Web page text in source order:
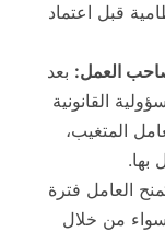
قبل اعتماد
العمل: بعد
القانونية
المتغيب،
بها.
العامل فترة
من خلال